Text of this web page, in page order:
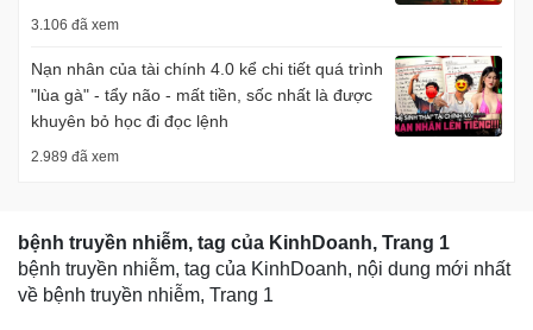
3.106 đã xem
Nạn nhân của tài chính 4.0 kể chi tiết quá trình
"lùa gà" - tẩy não - mất tiền, sốc nhất là được
khuyên bỏ học đi đọc lệnh
2.989 đã xem
bệnh truyền nhiễm, tag của KinhDoanh, Trang 1
bệnh truyền nhiễm, tag của KinhDoanh, nội dung mới nhất
về bệnh truyền nhiễm, Trang 1